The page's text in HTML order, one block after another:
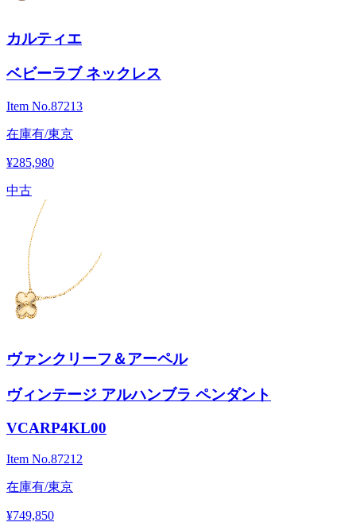
カルティエ
ベビーラブ ネックレス
Item No.87213
在庫有/東京
¥285,980
中古
ヴァンクリーフ＆アーペル
ヴィンテージ アルハンブラ ペンダント
VCARP4KL00
Item No.87212
在庫有/東京
¥749,850